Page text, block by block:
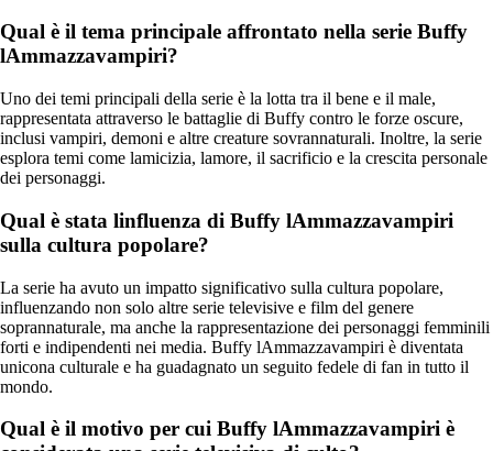
Qual è il tema principale affrontato nella serie Buffy
lAmmazzavampiri?
Uno dei temi principali della serie è la lotta tra il bene e il male,
rappresentata attraverso le battaglie di Buffy contro le forze oscure,
inclusi vampiri, demoni e altre creature sovrannaturali. Inoltre, la serie
esplora temi come lamicizia, lamore, il sacrificio e la crescita personale
dei personaggi.
Qual è stata linfluenza di Buffy lAmmazzavampiri
sulla cultura popolare?
La serie ha avuto un impatto significativo sulla cultura popolare,
influenzando non solo altre serie televisive e film del genere
soprannaturale, ma anche la rappresentazione dei personaggi femminili
forti e indipendenti nei media. Buffy lAmmazzavampiri è diventata
unicona culturale e ha guadagnato un seguito fedele di fan in tutto il
mondo.
Qual è il motivo per cui Buffy lAmmazzavampiri è